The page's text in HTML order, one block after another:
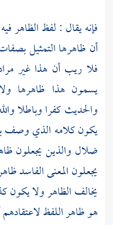
فإنه يقال : لفظ الظاهر
أن ظاهرها التمثيل
فلا ريب أن هذا غير
يسمون هذا ظاهرها
والحديث كفرا وباطلا
يكون كلامه الذي وصف
ضلال والذين يجعلون
يجعلون المعنى الفاسد
يخالف الظاهر ولا يكون
هو ظاهر اللفظ لاعتقادهم